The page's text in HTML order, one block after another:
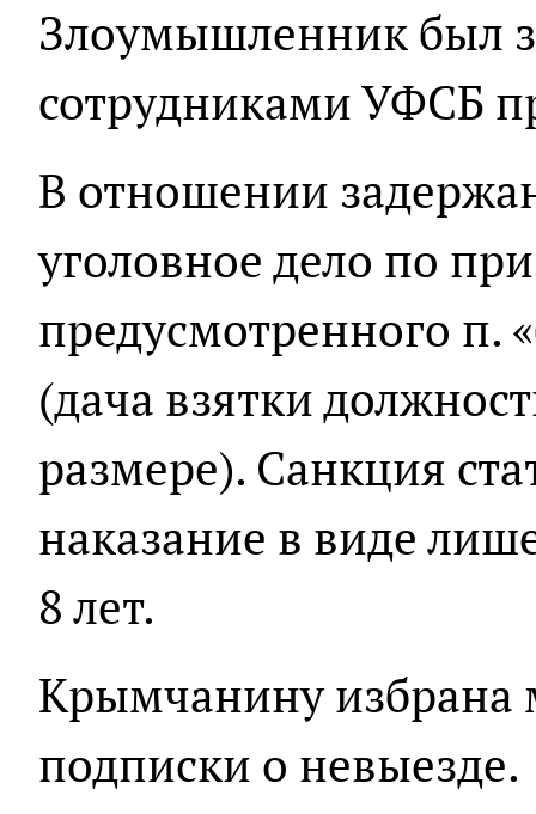
Злоумышленник был
сотрудниками УФСБ
В отношении
уголовное дело по
предусмотренного п.
(дача взятки
размере). Санкция
наказание в виде
8 лет.
Крымчанину избрана
подписки о невыезде.